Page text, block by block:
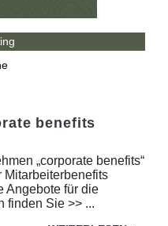
benefits
„corporate benefits“
Mitarbeiterbenefits
Angebote für die
finden Sie >> ...